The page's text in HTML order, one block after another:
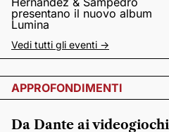
presentano il nuovo album
Lumina
Vedi tutti gli eventi ->
APPROFONDIMENTI
Da Dante ai